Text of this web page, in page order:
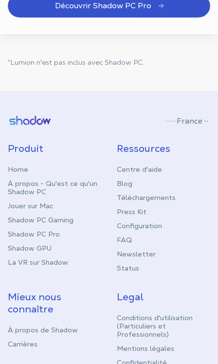
Découvrir Shadow PC Pro
*Lumion n'est pas inclus avec Shadow PC.
Shadow.tech France
Produit
Home
À propos - Qu'est ce qu'un
Shadow PC
Jouer sur Mac
Shadow PC Gaming
Shadow PC Pro
Shadow GPU
La VR sur Shadow
Ressources
Centre d'aide
Blog
Téléchargements
Press Kit
Configuration
FAQ
Newsletter
Status
Mieux nous
connaître
À propos de Shadow
Carrières
Legal
Conditions d'utilisation
(Particuliers et
Professionnels)
Mentions légales